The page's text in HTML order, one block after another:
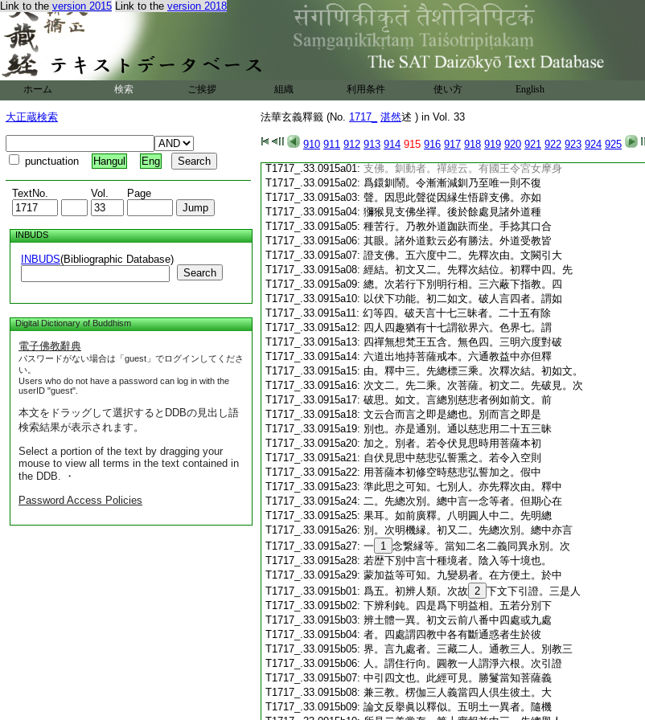
Link to the version 2015 Link to the version 2018
ホーム 検索 ご挨拶 組織 利用条件 使い方 English
大正蔵検索
punctuation Hangul Eng
TextNo. Vol. Page
INBUDS
INBUDS(Bibliographic Database)
Search
Digital Dictionary of Buddhism
電子佛教辭典
パスワードがない場合は「guest」でログインしてくださ
い。
Users who do not have a password can log in with the
userID "guest".
本文をドラッグして選択するとDDBの見出し語
検索結果が表示されます。
Select a portion of the text by dragging your
mouse to view all terms in the text contained in
the DDB. ・
Password Access Policies
法華玄義釋籤 (No. 1717_ 湛然述 ) in Vol. 33
910 911 912 913 914 915 916 917 918 919 920 921 922 923 924 925
T1717_.33.0914c19:之法通伏愛見以爲機縁。初明出家修戒
T1717_.33.0914c20:在五停心前。次若均下行相 14 又三。初五停
T1717_.33.0914c21:心位。次賢名下四善根位。言如救 15
T1717_.33.0914c22:如止觀第七記。三一刹那下初果位。文相並
略但列大位耳細相不論。次修道中二。謂
超果及次第也。次結位及由結可知。此中
T1717_.33.0914c25:節節有機感相尋之可見。
以明賢位及
T1717_.33.0914c26:明見道修道等處處須加故爾。次明
T1717_.33.0914c27:又三。先略明行相。次此人下略明機應。三
T1717_.33.0914c28: 結位。與聲聞共爲中草故云猶也。次言華
T1717_.33.0915a01: 支佛。釧動者。禪經云。有國王令宮女摩身
T1717_.33.0915a02: 爲鐶釧鬧。令漸漸減釧乃至唯一則不復
T1717_.33.0915a03: 聲。因思此聲從因縁生悟辟支佛。亦如
T1717_.33.0915a04: 獼猴見支佛坐禪。後於餘處見諸外道種
T1717_.33.0915a05: 種苦行。乃教外道跏趺而坐。手捻其口合
T1717_.33.0915a06: 其眼。諸外道歎云必有勝法。外道受教皆
T1717_.33.0915a07: 證支佛。五六度中二。先釋次由。文闕引大
T1717_.33.0915a08: 經結。初文又二。先釋次結位。初釋中四。先
T1717_.33.0915a09: 總。次若行下別明行相。三六蔽下指教。四
T1717_.33.0915a10: 以伏下功能。初二如文。破人言四者。謂如
T1717_.33.0915a11: 幻等四。破天言十七三昧者。二十五有除
T1717_.33.0915a12: 四人四趣猶有十七謂欲界六。色界七。謂
T1717_.33.0915a13: 四禪無想梵王五含。無色四。三明六度對破
T1717_.33.0915a14: 六道出地持菩薩戒本。六通教益中亦但釋
T1717_.33.0915a15: 由。釋中三。先總標三乘。次釋次結。初如文。
T1717_.33.0915a16: 次文二。先二乘。次菩薩。初文二。先破見。次
T1717_.33.0915a17: 破思。如文。言總別慈悲者例如前文。前
T1717_.33.0915a18: 文云合而言之即是總也。別而言之即是
T1717_.33.0915a19: 別也。亦是通別。通以慈悲用二十五三昧
T1717_.33.0915a20: 加之。別者。若令伏見思時用菩薩本初
T1717_.33.0915a21: 自伏見思中慈悲弘誓熏之。若令入空則
T1717_.33.0915a22: 用菩薩本初修空時慈悲弘誓加之。假中
T1717_.33.0915a23: 準此思之可知。七別人。亦先釋次由。釋中
T1717_.33.0915a24: 二。先總次別。總中言一念等者。但期心在
T1717_.33.0915a25: 果耳。如前廣釋。八明圓人中二。先明總
T1717_.33.0915a26: 別。次明機縁。初又二。先總次別。總中亦言
T1717_.33.0915a27: 一 1 念繋縁等。當知二名二義同異永別。次
T1717_.33.0915a28: 若歴下別中言十種境者。陰入等十境也。
T1717_.33.0915a29: 蒙加益等可知。九變易者。在方便土。於中
T1717_.33.0915b01: 爲五。初辨人類。次故 2 下文下引證。三是人
T1717_.33.0915b02: 下辨利鈍。四是爲下明益相。五若分別下
T1717_.33.0915b03: 辨土體一異。初文云前八番中四處或九處
T1717_.33.0915b04: 者。四處謂四教中各有斷通惑者生於彼
T1717_.33.0915b05: 界。言九處者。三藏二人。通教三人。別教三
T1717_.33.0915b06: 人。謂住行向。圓教一人謂淨六根。次引證
T1717_.33.0915b07: 中引四文也。此經可見。勝鬘當知菩薩義
T1717_.33.0915b08: 兼三教。楞伽三人義當四人倶生彼土。大
T1717_.33.0915b09: 論文反擧眞以釋似。五明土一異者。隨機